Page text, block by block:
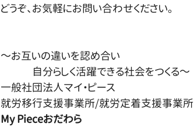
どうぞ、お気軽にお問い合わせください。
～お互いの違いを認め合い
自分らしく活躍できる社会をつくる～
一般社団法人マイ・ピース
就労移行支援事業所/就労定着支援事業所
My Pieceおだわら